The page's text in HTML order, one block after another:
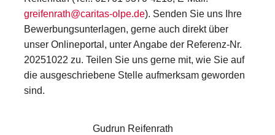
greifenrath@caritas-olpe.de). Senden Sie uns Ihre
Bewerbungsunterlagen, gerne auch direkt über
unser Onlineportal, unter Angabe der Referenz-Nr.
20251022 zu. Teilen Sie uns gerne mit, wie Sie auf
die ausgeschriebene Stelle aufmerksam geworden
sind.
Gudrun Reifenrath